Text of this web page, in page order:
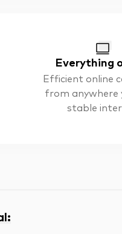
Everything
Efficient online
from anywhere
stable
: